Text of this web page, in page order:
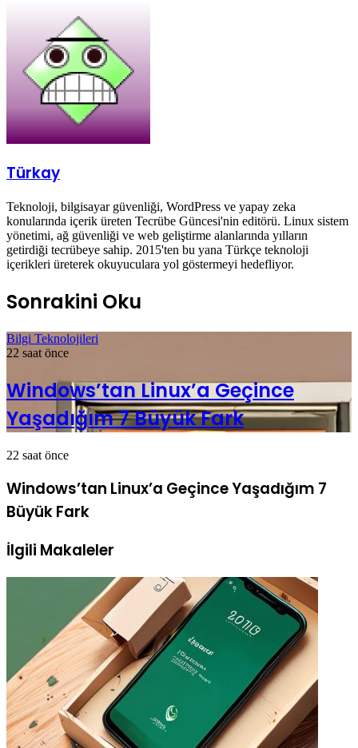
Türkay
Teknoloji, bilgisayar güvenliği, WordPress ve yapay zeka
konularında içerik üreten Tecrübe Güncesi'nin editörü. Linux sistem
yönetimi, ağ güvenliği ve web geliştirme alanlarında yılların
getirdiği tecrübeye sahip. 2015'ten bu yana Türkçe teknoloji
içerikleri üreterek okuyuculara yol göstermeyi hedefliyor.
Sonrakini Oku
Bilgi Teknolojileri
22 saat önce
Windows’tan Linux’a Geçince
Yaşadığım 7 Büyük Fark
22 saat önce
Windows’tan Linux’a Geçince Yaşadığım 7
Büyük Fark
İlgili Makaleler